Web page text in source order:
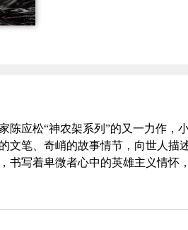
陈应松“神农架系列”的又一力作
文笔、奇峭的故事情节，向世人
书写着卑微者心中的英雄主义情